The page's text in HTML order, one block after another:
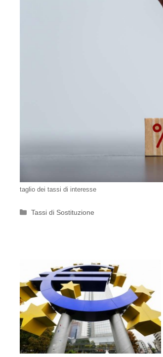
taglio dei tassi di interesse
Categorie
Tassi di Sostituzione